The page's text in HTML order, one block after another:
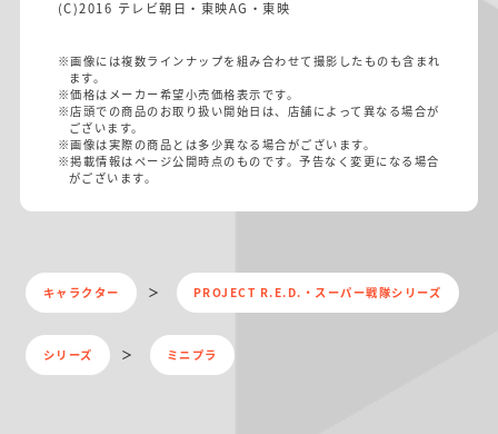
(C)2016 テレビ朝日・東映AG・東映
※画像には複数ラインナップを組み合わせて撮影したものも含まれ
ます。
※価格はメーカー希望小売価格表示です。
※店頭での商品のお取り扱い開始日は、店舗によって異なる場合が
ございます。
※画像は実際の商品とは多少異なる場合がございます。
※掲載情報はページ公開時点のものです。予告なく変更になる場合
がございます。
キャラクター PROJECT R.E.D.・スーパー戦隊シリーズ
シリーズ ミニプラ